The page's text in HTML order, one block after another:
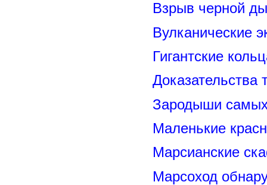
Взрыв черной
Вулканические
Гигантские
Доказательства
Зародыши самых
Маленькие
Марсианские
Марсоход